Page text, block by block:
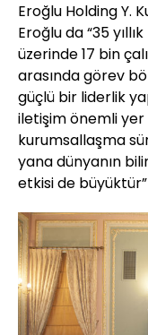
Eroğlu Holding Y.
Eroğlu da “35
üzerinde 17 bin
arasında görev
güçlü bir liderlik
iletişim önemli yer
kurumsallaşma
yana dünyanın
etkisi de